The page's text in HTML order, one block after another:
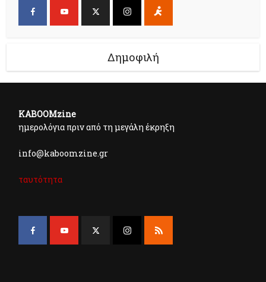
Δημοφιλή
KABOOMzine
ημερολόγια πριν από τη μεγάλη έκρηξη
info@kaboomzine.gr
ταυτότητα